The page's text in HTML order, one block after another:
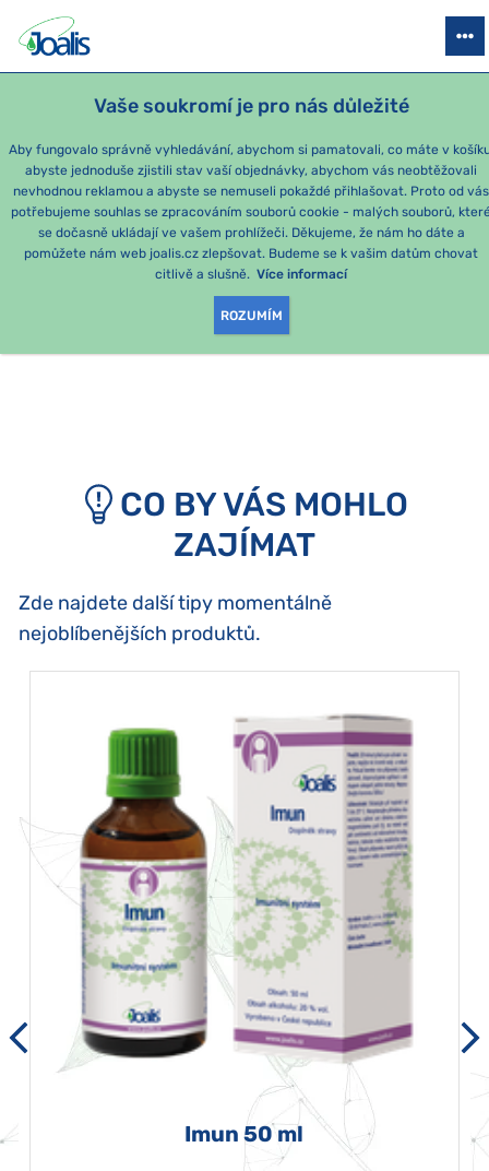
Vaše soukromí je pro nás důležité
Aby fungovalo správně vyhledávání, abychom si pamatovali, co máte v
abyste jednoduše zjistili stav vaší objednávky, abychom vás neobtěžovali
nevhodnou reklamou a abyste se nemuseli pokaždé přihlašovat. Proto od vás
potřebujeme souhlas se zpracováním souborů cookie - malých souborů,
se dočasně ukládají ve vašem prohlížeči. Děkujeme, že nám ho dáte a
pomůžete nám web joalis.cz zlepšovat. Budeme se k vašim datům chovat
citlivě a slušně. Více informací
ROZUMÍM
PRODUKTY PODLE OBTÍŽÍ SEZÓNNÍ BALÍČKY PRO DĚTI
e-shop Joalis
OMLOUVÁME SE, ALE
TATO STRÁNKA
NEEXISTUJE.
CO BY VÁS MOHLO
ZAJÍMAT
Zde najdete další tipy momentálně
nejoblíbenějších produktů.
Imun 50 ml